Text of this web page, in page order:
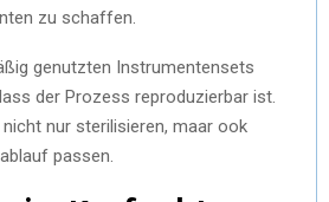
zu schaffen.
genutzten Instrumentensets
der Prozess reproduzierbar ist.
nur sterilisieren, maar ook
passen.